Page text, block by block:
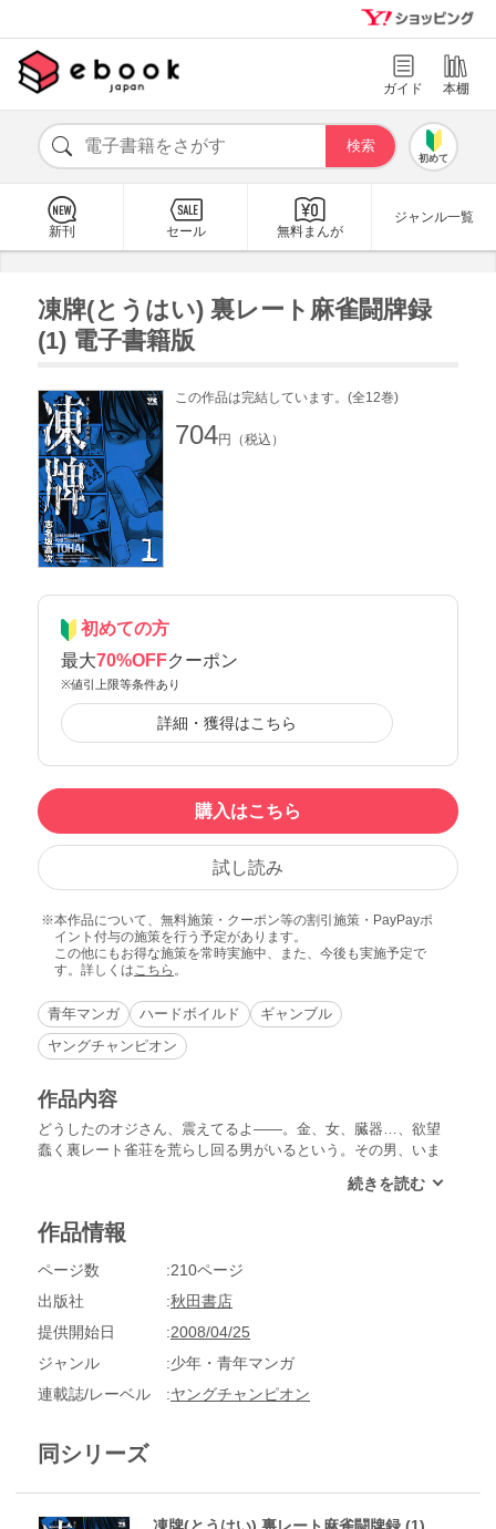
ガイド 本棚
初めて
新刊 セール 無料まんが
ジャンル一覧
凍牌(とうはい) 裏レート麻雀闘牌録
(1) 電子書籍版
この作品は完結しています。(全12巻)
704円（税込）
初めての方
最大70%OFFクーポン
※値引上限等条件あり
詳細・獲得はこちら
購入はこちら
試し読み
本作品について、無料施策・クーポン等の割引施策・PayPayポ
イント付与の施策を行う予定があります。
この他にもお得な施策を常時実施中、また、今後も実施予定で
す。詳しくは こちら 。
青年マンガ ハードボイルド
ギャンブル
ヤングチャンピオン
作品内容
どうしたのオジさん、震えてるよ――。金、女、臓器…、欲望
蠢く裏レート雀荘を荒らし回る男がいるという。その男、いま
氷のＫ＞と呼ばれているが、自宅には少女を飼っていると噂さ
ト麻雀闘牌録！
作品情報
ページ数
210ページ
出版社
秋田書店
提供開始日
2008/04/25
ジャンル
少年・青年マンガ
連載誌/レーベル
ヤングチャンピオン
同シリーズ